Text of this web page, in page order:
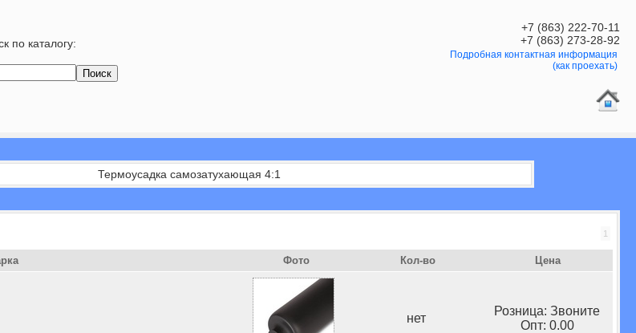
по каталогу:
+7 (863) 222-70-11
+7 (863) 273-28-92
Подробная контактная информация
(как проехать)
Термоусадка самозатухающая 4:1
1
Фото Кол-во Цена
нет
Розница: Звоните
Опт: 0.00